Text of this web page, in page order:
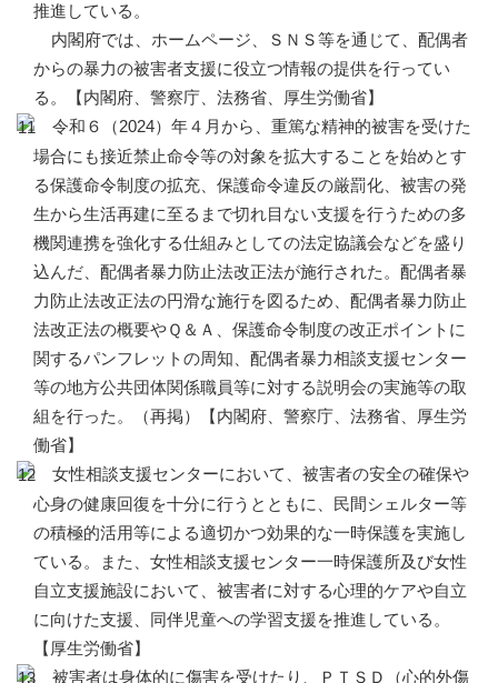
推進している。
内閣府では、ホームページ、ＳＮＳ等を通じて、配偶者
からの暴力の被害者支援に役立つ情報の提供を行ってい
る。【内閣府、警察庁、法務省、厚生労働省】
令和６（2024）年４月から、重篤な精神的被害を受けた
場合にも接近禁止命令等の対象を拡大することを始めとす
る保護命令制度の拡充、保護命令違反の厳罰化、被害の発
生から生活再建に至るまで切れ目ない支援を行うための多
機関連携を強化する仕組みとしての法定協議会などを盛り
込んだ、配偶者暴力防止法改正法が施行された。配偶者暴
力防止法改正法の円滑な施行を図るため、配偶者暴力防止
法改正法の概要やＱ＆Ａ、保護命令制度の改正ポイントに
関するパンフレットの周知、配偶者暴力相談支援センター
等の地方公共団体関係職員等に対する説明会の実施等の取
組を行った。（再掲）【内閣府、警察庁、法務省、厚生労
働省】
女性相談支援センターにおいて、被害者の安全の確保や
心身の健康回復を十分に行うとともに、民間シェルター等
の積極的活用等による適切かつ効果的な一時保護を実施し
ている。また、女性相談支援センター一時保護所及び女性
自立支援施設において、被害者に対する心理的ケアや自立
に向けた支援、同伴児童への学習支援を推進している。
【厚生労働省】
被害者は身体的に傷害を受けたり、ＰＴＳＤ（心的外傷